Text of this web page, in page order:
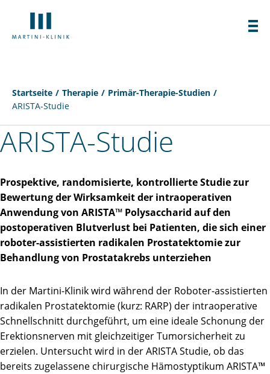
Startseite Therapie
Primär-Therapie-Studien
ARISTA-Studie
ARISTA-Studie
Prospektive, randomisierte, kontrollierte Studie zur
Bewertung der Wirksamkeit der intraoperativen
Anwendung von ARISTA™ Polysaccharid auf den
postoperativen Blutverlust bei Patienten, die sich einer
roboter-assistierten radikalen Prostatektomie zur
Behandlung von Prostatakrebs unterziehen
In der Martini-Klinik wird während der Roboter-assistierten
radikalen Prostatektomie (kurz: RARP) der intraoperative
Schnellschnitt durchgeführt, um eine ideale Schonung der
Erektionsnerven mit gleichzeitiger Tumorsicherheit zu
erzielen. Untersucht wird in der ARISTA Studie, ob das
bereits zugelassene chirurgische Hämostyptikum ARISTA™